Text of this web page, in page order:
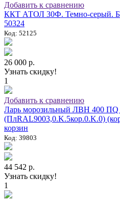
Добавить к сравнению
ККТ АТОЛ 30Ф. Темно-серый.
50324
Код: 52125
26 000 р.
Узнать скидку!
1
Добавить к сравнению
Ларь морозильный ЛВН 400 ПQ
(ПлRAL9003,0.K.5кор.0.K.0)
корзин
Код: 39803
44 542 р.
Узнать скидку!
1